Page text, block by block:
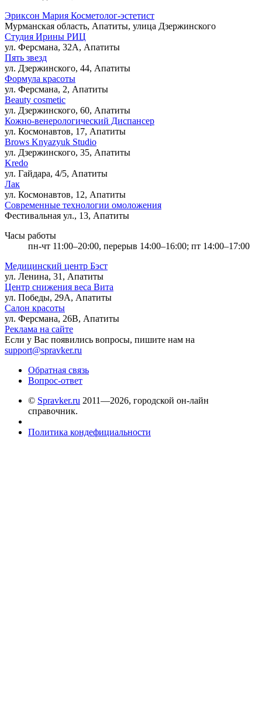
Эриксон Мария Косметолог-эстетист
Мурманская область, Апатиты, улица Дзержинского
Студия Ирины РИЦ
ул. Ферсмана, 32А, Апатиты
Пять звезд
ул. Дзержинского, 44, Апатиты
Формула красоты
ул. Ферсмана, 2, Апатиты
Beauty cosmetic
ул. Дзержинского, 60, Апатиты
Кожно-венерологический Диспансер
ул. Космонавтов, 17, Апатиты
Brows Knyazyuk Studio
ул. Дзержинского, 35, Апатиты
Kredo
ул. Гайдара, 4/5, Апатиты
Лак
ул. Космонавтов, 12, Апатиты
Современные технологии омоложения
Фестивальная ул., 13, Апатиты
Часы работы
пн-чт 11:00–20:00, перерыв 14:00–16:00; пт 14:00–17:00
Медицинский центр Бэст
ул. Ленина, 31, Апатиты
Центр снижения веса Вита
ул. Победы, 29А, Апатиты
Салон красоты
ул. Ферсмана, 26В, Апатиты
Реклама на сайте
Если у Вас появились вопросы, пишите нам на
support@spravker.ru
Обратная связь
Вопрос-ответ
© Spravker.ru 2011—2026, городской он-лайн
справочник.
Политика кондефициальности